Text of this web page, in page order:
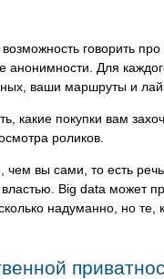
говорить
Для
ваши маршруты и
какие покупки вам
роликов.
вы сами, то есть
Big data может
надуманно, но те,